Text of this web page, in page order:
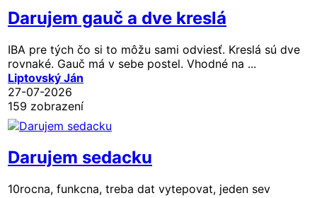
Darujem gauč a dve kreslá
IBA pre tých čo si to môžu sami odviesť. Kreslá sú dve
rovnaké. Gauč má v sebe postel. Vhodné na ...
Liptovský Ján
27-07-2026
159 zobrazení
Darujem sedacku
10rocna, funkcna, treba dat vytepovat, jeden sev